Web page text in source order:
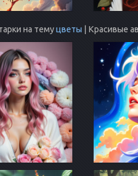
на темуцветы | Красивые